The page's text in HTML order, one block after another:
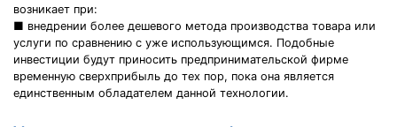
возникает при:
■ внедрении более дешевого метода производства товара или
услуги по сравнению с уже использующимся. Подобные
инвестиции будут приносить предпринимательской фирме
временную сверхприбыль до тех пор, пока она является
единственным обладателем данной технологии.